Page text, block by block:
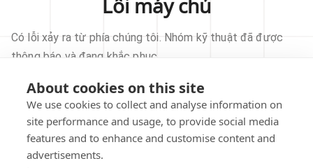
About cookies on this site
We use cookies to collect and analyse information on
site performance and usage, to provide social media
features and to enhance and customise content and
advertisements.
Lỗi máy chủ
Có lỗi xảy ra từ phía chúng tôi. Nhóm kỹ thuật đã được
thông báo và đang khắc phục.
THỬ LẠI
VỀ TRANG CHỦ